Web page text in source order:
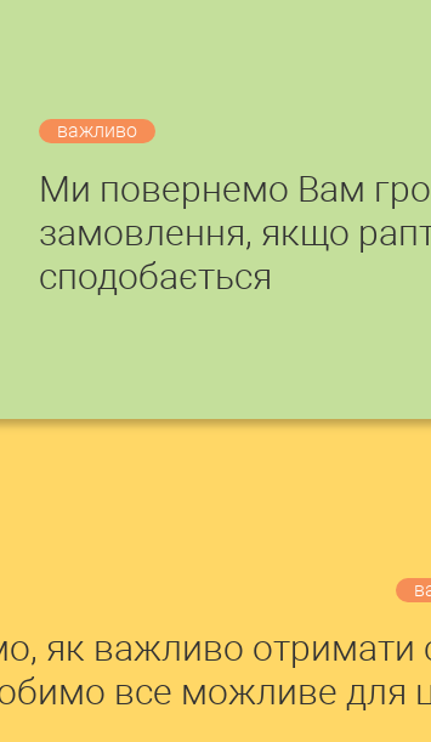
важливо
Ми повернемо Вам
замовлення, якщо
сподобається
як важливо отримати
все можливе для